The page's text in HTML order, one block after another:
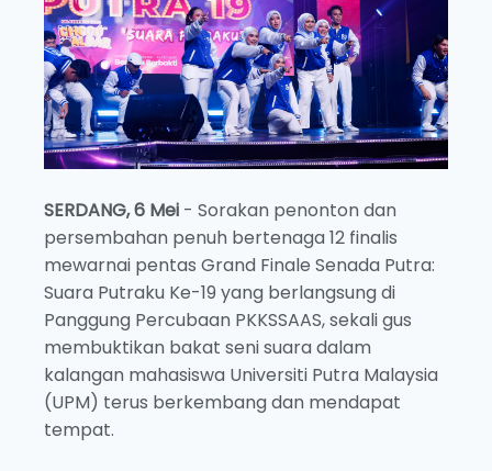
SERDANG, 6 Mei - Sorakan penonton dan
persembahan penuh bertenaga 12 finalis
mewarnai pentas Grand Finale Senada Putra:
Suara Putraku Ke-19 yang berlangsung di
Panggung Percubaan PKKSSAAS, sekali gus
membuktikan bakat seni suara dalam
kalangan mahasiswa Universiti Putra Malaysia
(UPM) terus berkembang dan mendapat
tempat.